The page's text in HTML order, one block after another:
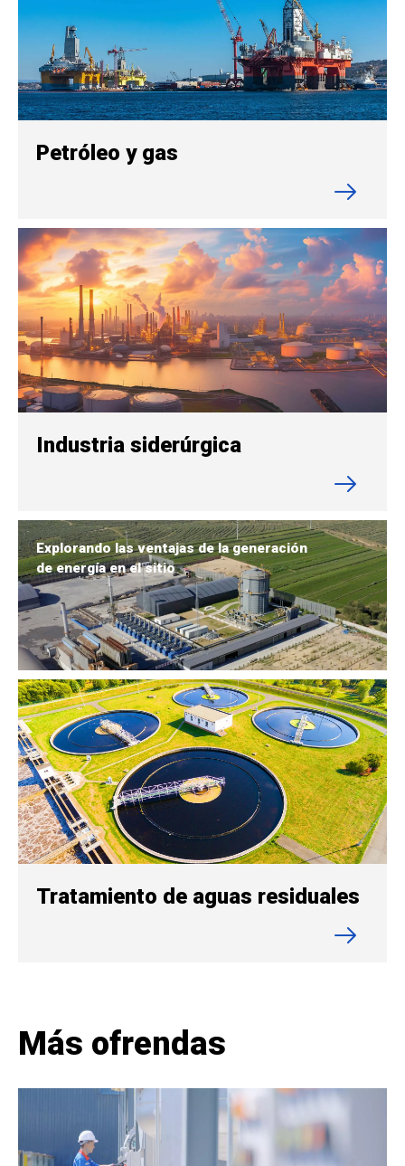
Petróleo y gas
Industria siderúrgica
Explorando las ventajas de la generación
de energía en el sitio
Tratamiento de aguas residuales
Más ofrendas